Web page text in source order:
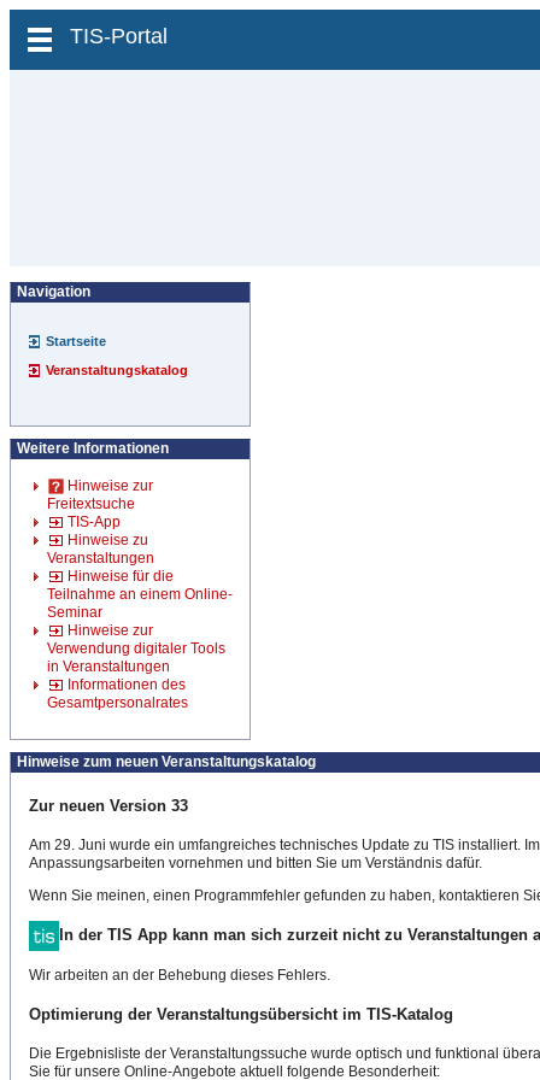
zum Inhalt wechseln
TIS-Portal
Navigation
Startseite
Veranstaltungskatalog
Weitere Informationen
Hinweise zur
Freitextsuche
TIS-App
Hinweise zu
Veranstaltungen
Hinweise für die
Teilnahme an einem Online-
Seminar
Hinweise zur
Verwendung digitaler Tools
in Veranstaltungen
Informationen des
Gesamtpersonalrates
Hinweise zum neuen Veranstaltungskatalog
Zur neuen Version 33
Am 29. Juni wurde ein umfangreiches technisches Update zu TIS installiert.
Anpassungsarbeiten vornehmen und bitten Sie um Verständnis dafür.
Wenn Sie meinen, einen Programmfehler gefunden zu haben, kontaktieren
In der TIS App kann man sich zurzeit nicht zu Veranstaltungen
Wir arbeiten an der Behebung dieses Fehlers.
Optimierung der Veranstaltungsübersicht im TIS-Katalog
Die Ergebnisliste der Veranstaltungssuche wurde optisch und funktional
Sie für unsere Online-Angebote aktuell folgende Besonderheit: